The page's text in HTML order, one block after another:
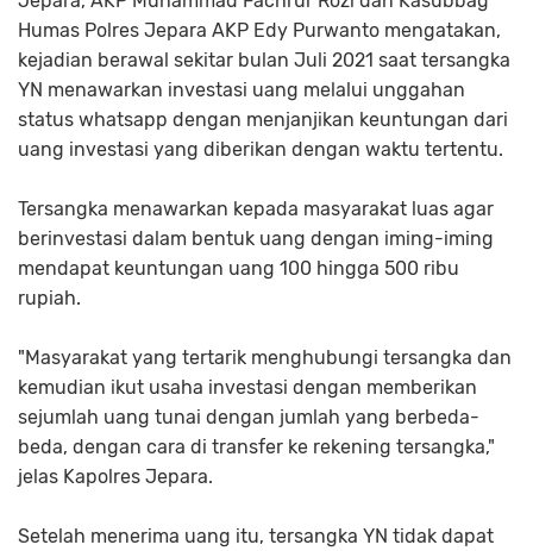
Humas Polres Jepara AKP Edy Purwanto mengatakan,
kejadian berawal sekitar bulan Juli 2021 saat tersangka
YN menawarkan investasi uang melalui unggahan
status whatsapp dengan menjanjikan keuntungan dari
uang investasi yang diberikan dengan waktu tertentu.
Tersangka menawarkan kepada masyarakat luas agar
berinvestasi dalam bentuk uang dengan iming-iming
mendapat keuntungan uang 100 hingga 500 ribu
rupiah.
"Masyarakat yang tertarik menghubungi tersangka dan
kemudian ikut usaha investasi dengan memberikan
sejumlah uang tunai dengan jumlah yang berbeda-
beda, dengan cara di transfer ke rekening tersangka,"
jelas Kapolres Jepara.
Setelah menerima uang itu, tersangka YN tidak dapat